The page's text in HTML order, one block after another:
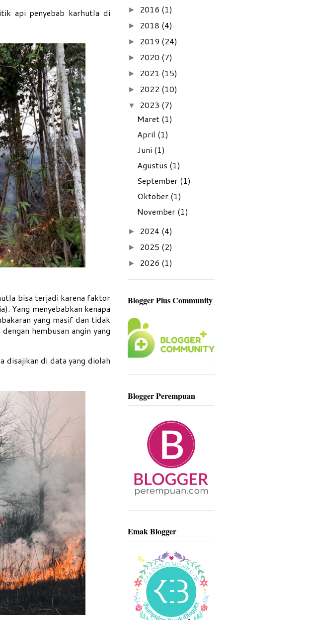
api penyebab karhutla di
bisa terjadi karena faktor
Yang menyebabkan kenapa
yang masif dan tidak
hembusan angin yang
disajikan di data yang diolah
► 2016 (1)
► 2018 (4)
► 2019 (24)
► 2020 (7)
► 2021 (15)
► 2022 (10)
▼ 2023 (7)
Maret (1)
April (1)
Juni (1)
Agustus (1)
September (1)
Oktober (1)
November (1)
► 2024 (4)
► 2025 (2)
► 2026 (1)
Blogger Plus Community
Blogger Perempuan
Emak Blogger